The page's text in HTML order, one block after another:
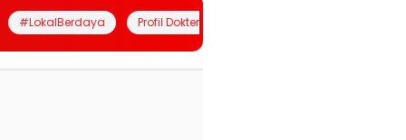
#LokalBerdaya Profil Dokter